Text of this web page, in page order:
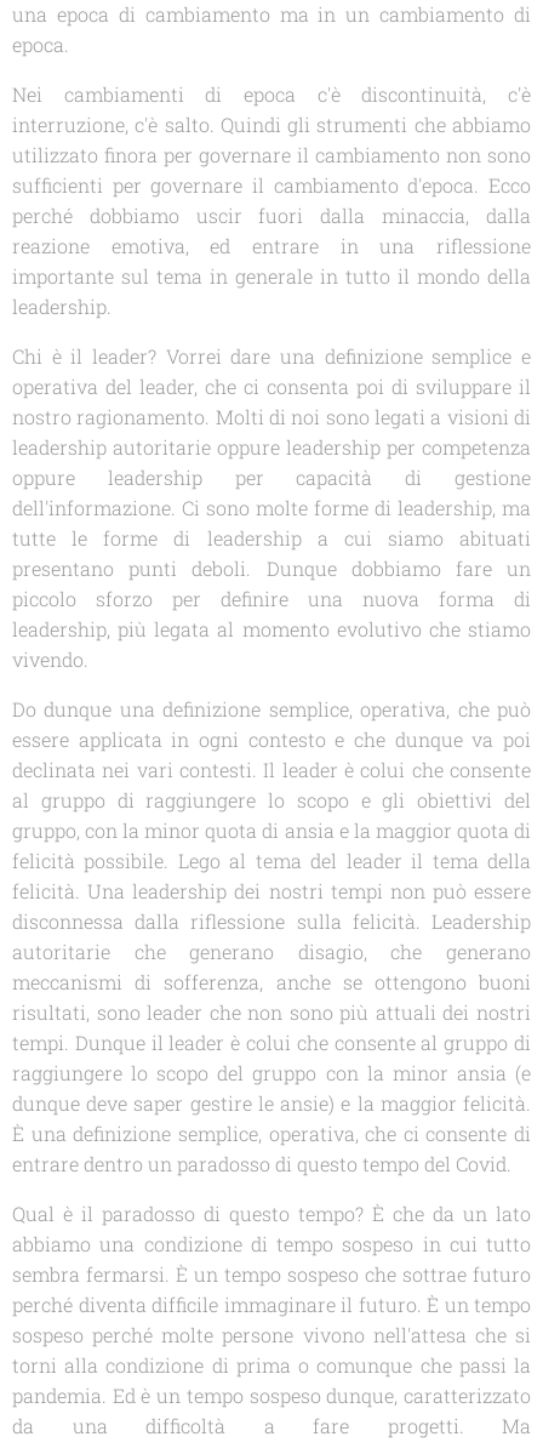
una epoca di cambiamento ma in un cambiamento di
epoca.
Nei cambiamenti di epoca c'è discontinuità, c'è
interruzione, c'è salto. Quindi gli strumenti che abbiamo
utilizzato finora per governare il cambiamento non sono
sufficienti per governare il cambiamento d'epoca. Ecco
perché dobbiamo uscir fuori dalla minaccia, dalla
reazione emotiva, ed entrare in una riflessione
importante sul tema in generale in tutto il mondo della
leadership.
Chi è il leader? Vorrei dare una definizione semplice e
operativa del leader, che ci consenta poi di sviluppare il
nostro ragionamento. Molti di noi sono legati a visioni di
leadership autoritarie oppure leadership per competenza
oppure leadership per capacità di gestione
dell'informazione. Ci sono molte forme di leadership, ma
tutte le forme di leadership a cui siamo abituati
presentano punti deboli. Dunque dobbiamo fare un
piccolo sforzo per definire una nuova forma di
leadership, più legata al momento evolutivo che stiamo
vivendo.
Do dunque una definizione semplice, operativa, che può
essere applicata in ogni contesto e che dunque va poi
declinata nei vari contesti. Il leader è colui che consente
al gruppo di raggiungere lo scopo e gli obiettivi del
gruppo, con la minor quota di ansia e la maggior quota di
felicità possibile. Lego al tema del leader il tema della
felicità. Una leadership dei nostri tempi non può essere
disconnessa dalla riflessione sulla felicità. Leadership
autoritarie che generano disagio, che generano
meccanismi di sofferenza, anche se ottengono buoni
risultati, sono leader che non sono più attuali dei nostri
tempi. Dunque il leader è colui che consente al gruppo di
raggiungere lo scopo del gruppo con la minor ansia (e
dunque deve saper gestire le ansie) e la maggior felicità.
È una definizione semplice, operativa, che ci consente di
entrare dentro un paradosso di questo tempo del Covid.
Qual è il paradosso di questo tempo? È che da un lato
abbiamo una condizione di tempo sospeso in cui tutto
sembra fermarsi. È un tempo sospeso che sottrae futuro
perché diventa difficile immaginare il futuro. È un tempo
sospeso perché molte persone vivono nell'attesa che si
torni alla condizione di prima o comunque che passi la
pandemia. Ed è un tempo sospeso dunque, caratterizzato
da una difficoltà a fare progetti. Ma